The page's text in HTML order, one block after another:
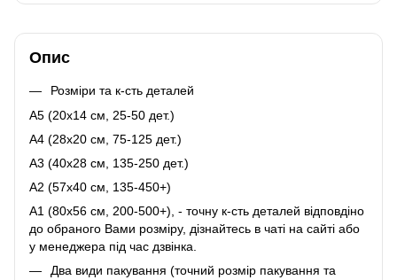
Опис
Розміри та к-сть деталей
A5 (20х14 см, 25-50 дет.)
A4 (28x20 см, 75-125 дет.)
A3 (40х28 см, 135-250 дет.)
A2 (57х40 см, 135-450+)
A1 (80х56 см, 200-500+), - точну к-сть деталей відповдіно
до обраного Вами розміру, дізнайтесь в чаті на сайті або
у менеджера під час дзвінка.
Два види пакування (точний розмір пакування та